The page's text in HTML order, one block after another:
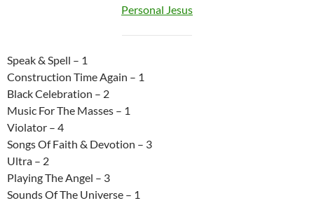
Personal Jesus
Speak & Spell – 1
Construction Time Again – 1
Black Celebration – 2
Music For The Masses – 1
Violator – 4
Songs Of Faith & Devotion – 3
Ultra – 2
Playing The Angel – 3
Sounds Of The Universe – 1